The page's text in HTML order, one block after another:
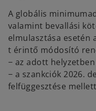
A globális
valamint bevallási
elmulasztása esetén
t érintő módosító
− az adott
− a szankciók 2026.
felfüggesztése